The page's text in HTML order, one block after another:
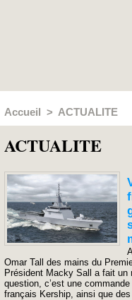
Accueil > ACTUALITE
ACTUALITE
Omar Tall des mains du
Président Macky Sall a fait un
question, c’est une
français Kership, ainsi que